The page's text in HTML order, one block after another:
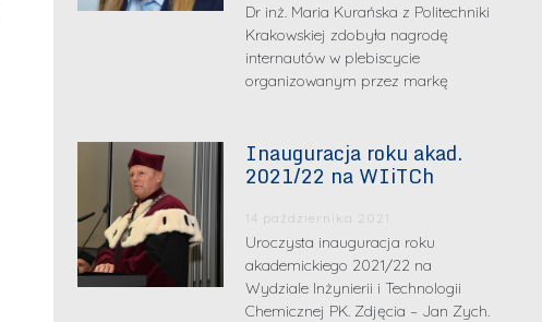
Dr inż. Maria Kurańska z Politechniki
Krakowskiej zdobyła nagrodę
internautów w plebiscycie
organizowanym przez markę
Inauguracja roku akad.
2021/22 na WIiTCh
14 października 2021
Uroczysta inauguracja roku
akademickiego 2021/22 na
Wydziale Inżynierii i Technologii
Chemicznej PK. Zdjęcia – Jan Zych.